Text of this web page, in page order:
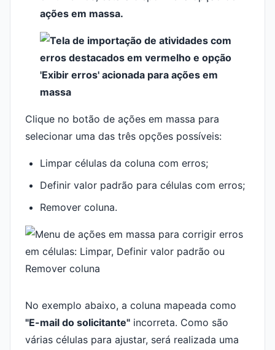
ações em massa.
Clique no botão de ações em massa para
selecionar uma das três opções possíveis:
Limpar células da coluna com erros;
Definir valor padrão para células com erros;
Remover coluna.
No exemplo abaixo, a coluna mapeada como
"E-mail do solicitante" incorreta. Como são
várias células para ajustar, será realizada uma